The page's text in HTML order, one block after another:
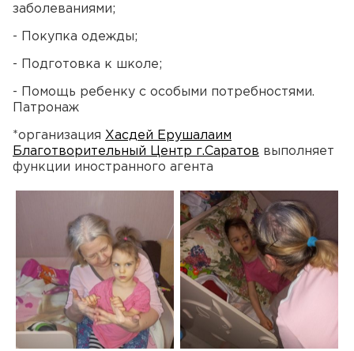
заболеваниями;
- Покупка одежды;
- Подготовка к школе;
- Помощь ребенку с особыми потребностями.
Патронаж
*организация Хасдей Ерушалаим
Благотворительный Центр г.Саратов выполняет
функции иностранного агента